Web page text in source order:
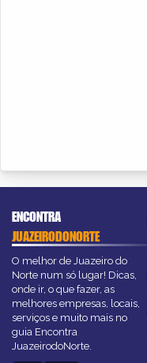
ENCONTRA
JUAZEIRODONORTE
O melhor de Juazeiro do
Norte num só lugar! Dicas,
onde ir, o que fazer, as
melhores empresas, locais,
serviços e muito mais no
guia Encontra
JuazeirodoNorte.